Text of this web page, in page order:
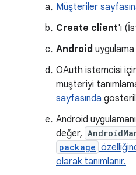
Müşteriler
Create client'ı
Android
OAuth istemcisi
müşteriyi
sayfasında
Android
değer,
package
olarak tanımlanır.